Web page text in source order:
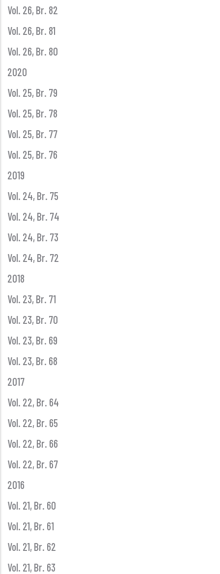
Vol. 26, Br. 82
Vol. 26, Br. 81
Vol. 26, Br. 80
2020
Vol. 25, Br. 79
Vol. 25, Br. 78
Vol. 25, Br. 77
Vol. 25, Br. 76
2019
Vol. 24, Br. 75
Vol. 24, Br. 74
Vol. 24, Br. 73
Vol. 24, Br. 72
2018
Vol. 23, Br. 71
Vol. 23, Br. 70
Vol. 23, Br. 69
Vol. 23, Br. 68
2017
Vol. 22, Br. 64
Vol. 22, Br. 65
Vol. 22, Br. 66
Vol. 22, Br. 67
2016
Vol. 21, Br. 60
Vol. 21, Br. 61
Vol. 21, Br. 62
Vol. 21, Br. 63